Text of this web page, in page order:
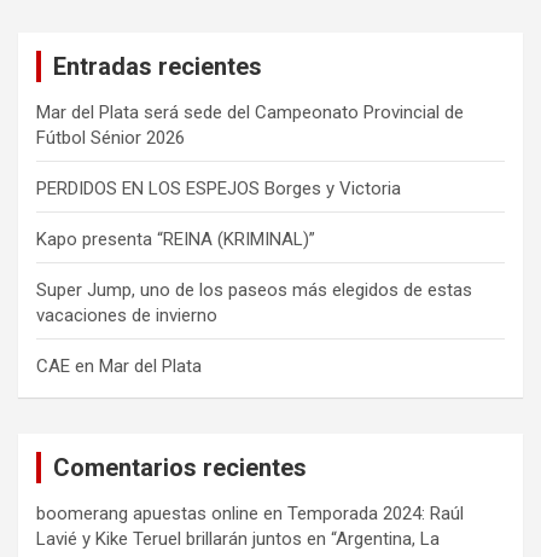
Entradas recientes
Mar del Plata será sede del Campeonato Provincial de
Fútbol Sénior 2026
PERDIDOS EN LOS ESPEJOS Borges y Victoria
Kapo presenta “REINA (KRIMINAL)”
Super Jump, uno de los paseos más elegidos de estas
vacaciones de invierno
CAE en Mar del Plata
Comentarios recientes
boomerang apuestas online en Temporada 2024: Raúl
Lavié y Kike Teruel brillarán juntos en “Argentina, La